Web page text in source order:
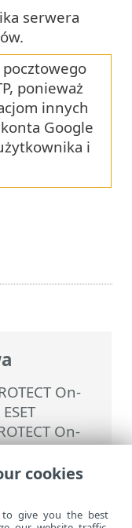
On-
On-
>
serwera
ponieważ
innych
Google
i
cookies
to give you the best